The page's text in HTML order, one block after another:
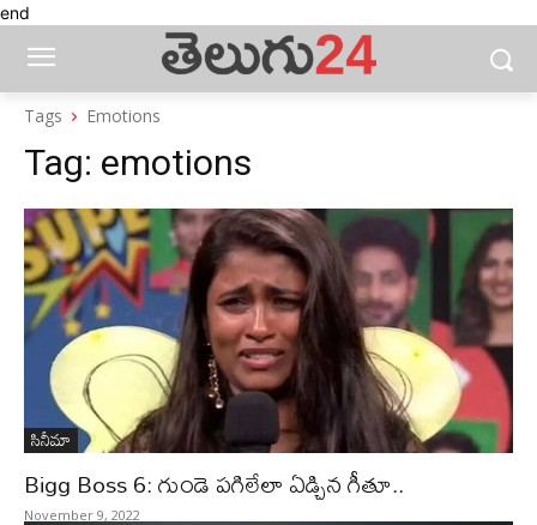
end
Tags Emotions
Tag: emotions
సినీమా
Bigg Boss 6: గుండె పగిలేలా ఏడ్చిన గీతూ..
November 9, 2022